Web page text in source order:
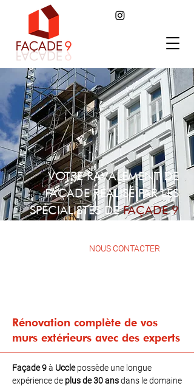
VOTRE RAVALEMENT DE
FAÇADE RÉALISÉ PAR LES
SPÉCIALISTES DEFAÇADE 9
NOUS CONTACTER
Rénovation complète de vos
murs extérieurs avec des experts
Façade 9à Ucclepossède une longue
expérience de plus de 30 ansdans le domaine